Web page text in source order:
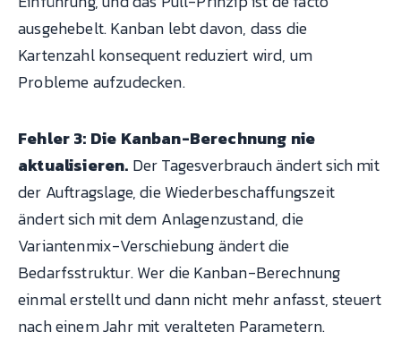
ausgehebelt. Kanban lebt davon, dass die
Kartenzahl konsequent reduziert wird, um
Probleme aufzudecken.
Fehler 3: Die Kanban-Berechnung nie
aktualisieren. Der Tagesverbrauch ändert sich mit
der Auftragslage, die Wiederbeschaffungszeit
ändert sich mit dem Anlagenzustand, die
Variantenmix-Verschiebung ändert die
Bedarfsstruktur. Wer die Kanban-Berechnung
einmal erstellt und dann nicht mehr anfasst, steuert
nach einem Jahr mit veralteten Parametern.